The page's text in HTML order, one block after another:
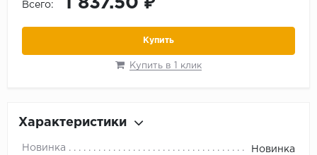
Всего: 1 837.50 ₽
Купить
Купить в 1 клик
Характеристики
Новинка Новинка